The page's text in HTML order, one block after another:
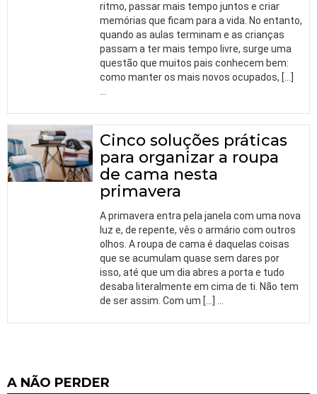
ritmo, passar mais tempo juntos e criar
memórias que ficam para a vida. No entanto,
quando as aulas terminam e as crianças
passam a ter mais tempo livre, surge uma
questão que muitos pais conhecem bem:
como manter os mais novos ocupados, […]
…
Cinco soluções práticas
para organizar a roupa
de cama nesta
primavera
A primavera entra pela janela com uma nova
luz e, de repente, vês o armário com outros
olhos. A roupa de cama é daquelas coisas
que se acumulam quase sem dares por
isso, até que um dia abres a porta e tudo
desaba literalmente em cima de ti. Não tem
de ser assim. Com um […] …
A NÃO PERDER